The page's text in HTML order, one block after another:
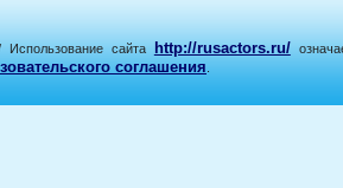
сайта http://rusactors.ru/
соглашения